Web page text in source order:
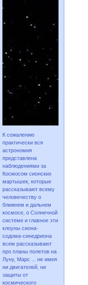
К сожалению
практически вся
астрономия
представлена
наблюдениями за
Космосом сионских
мартышек, которые
рассказывают всему
человечеству о
ближнем и дальнем
космосе, о Солнечной
системе и главное эти
клоуны сиона-
содома-синедриона
всем рассказывают
про планы полетов на
Луну, Марс ... не имея
ни двигателей, ни
защиты от
космического